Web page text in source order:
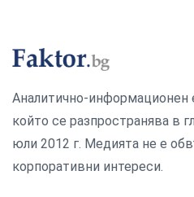
Аналитично-информационен
който се разпространява в
юли 2012 г. Медията не е
корпоративни интереси.